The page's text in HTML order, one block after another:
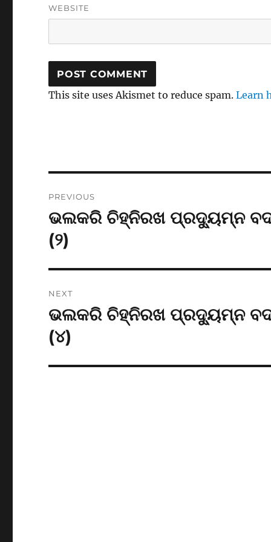
WEBSITE
This site uses Akismet to reduce spam.Learn
navigation
PREVIOUS
Previous
post:
ଭଲକରି ଚିହ୍ନିରଖ ପ୍ରଦ୍ୟୁମ୍ନ
(୨)
NEXT
Next
post:
ଭଲକରି ଚିହ୍ନିରଖ ପ୍ରଦ୍ୟୁମ୍ନ
(୪)